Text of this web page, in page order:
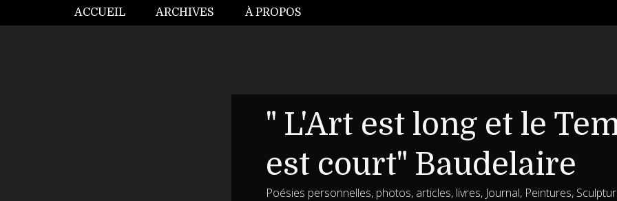
ACCUEIL ARCHIVES À PROPOS
" L'Art est long et le
est court" Baudelaire
Poésies personnelles, photos, articles, livres, Journal, Peintures,